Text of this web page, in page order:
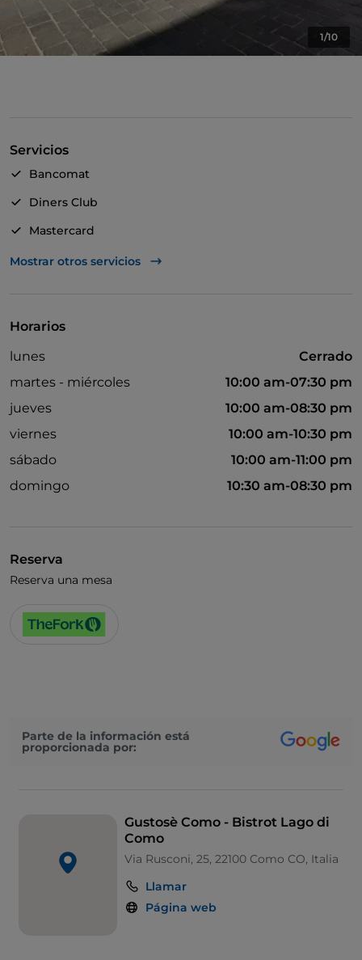
1/10
Servicios
Bancomat
Diners Club
Mastercard
TheFork PAY
Se habla francés
Wi-Fi
Mostrar otros servicios
Horarios
lunes
Cerrado
martes - miércoles
10:00 am-07:30 pm
jueves
10:00 am-08:30 pm
viernes
10:00 am-10:30 pm
sábado
10:00 am-11:00 pm
domingo
10:30 am-08:30 pm
Reserva
Reserva una mesa
Parte de la información está
proporcionada por:
Gustosè Como - Bistrot Lago di
Como
Via Rusconi, 25, 22100 Como CO, Italia
Llamar
Página web